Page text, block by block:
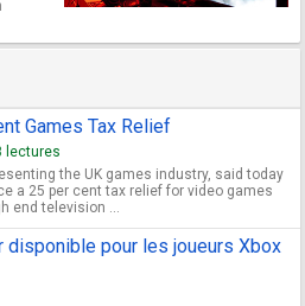
Games Tax Relief
lectures
the UK games industry, said today
a 25 per cent tax relief for video games
end television ...
disponible pour les joueurs Xbox